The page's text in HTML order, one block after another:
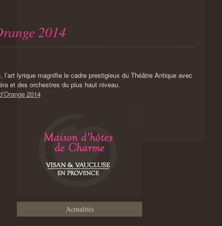
2014
lyrique magnifie le cadre prestigieux du Théâtre Antique avec
et des orchestres du plus haut niveau.
2014
Actualités